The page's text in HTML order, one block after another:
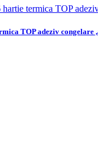
TOP adeziv